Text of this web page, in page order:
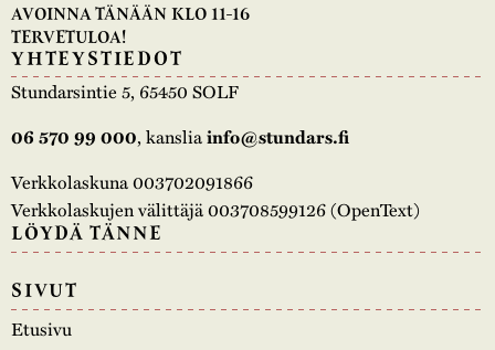
AVOINNA TÄNÄÄN KLO 11-16
TERVETULOA!
YHTEYSTIEDOT
Stundarsintie 5, 65450 SOLF
06 570 99 000, kansliainfo@stundars.fi
Verkkolaskuna 003702091866
Verkkolaskujen välittäjä 003708599126 (OpenText)
LÖYDÄ TÄNNE
SIVUT
Etusivu